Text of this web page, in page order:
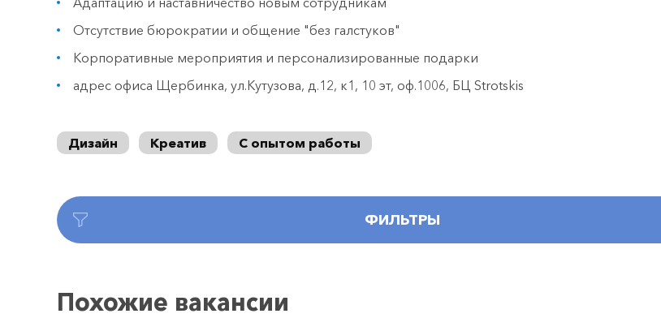
Отсутствие бюрократии и общение "без галстуков"
Корпоративные мероприятия и персонализированные подарки
адрес офиса Щербинка, ул.Кутузова, д.12, к1, 10 эт, оф.1006, БЦ Strotskis
Дизайн Креатив С опытом работы
ФИЛЬТРЫ
Похожие вакансии